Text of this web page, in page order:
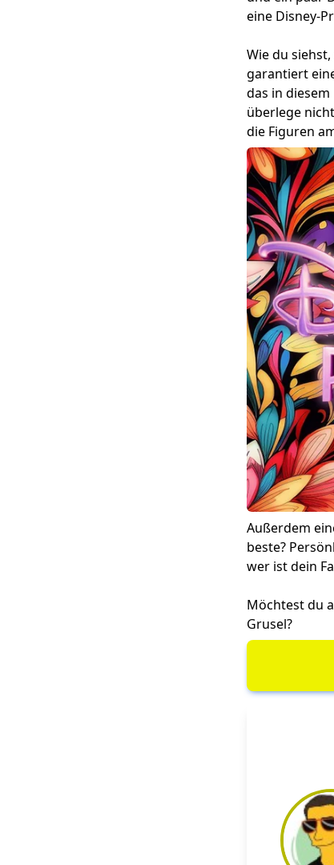
eine Disney-
Wie du
garantiert
das in diesem
überlege
die Figuren
Außerdem
beste?
wer ist dein
Möchtest du
Grusel?